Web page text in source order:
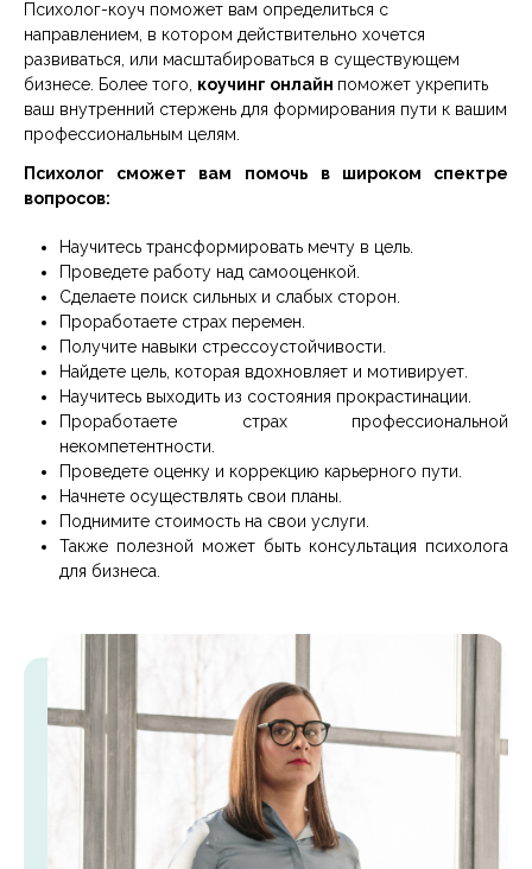
Психолог-коуч поможет вам определиться с
направлением, в котором действительно хочется
развиваться, или масштабироваться в существующем
бизнесе. Более того, коучинг онлайн поможет укрепить
ваш внутренний стержень для формирования пути к вашим
профессиональным целям.
Психолог сможет вам помочь в широком спектре
вопросов:
Научитесь трансформировать мечту в цель.
Проведете работу над самооценкой.
Сделаете поиск сильных и слабых сторон.
Проработаете страх перемен.
Получите навыки стрессоустойчивости.
Найдете цель, которая вдохновляет и мотивирует.
Научитесь выходить из состояния прокрастинации.
Проработаете страх профессиональной
некомпетентности.
Проведете оценку и коррекцию карьерного пути.
Начнете осуществлять свои планы.
Поднимите стоимость на свои услуги.
Также полезной может быть консультация психолога
для бизнеса.